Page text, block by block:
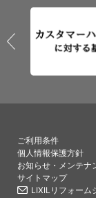
ご利用条件
個人情報保護方針
お知らせ・メンテナ
サイトマップ
LIXILリフォーム